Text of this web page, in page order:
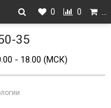
0 0
35
- 18.00 (МСК)